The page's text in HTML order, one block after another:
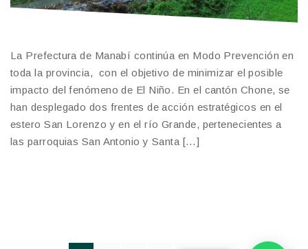
La Prefectura de Manabí continúa en Modo Prevención en
toda la provincia, con el objetivo de minimizar el posible
impacto del fenómeno de El Niño. En el cantón Chone, se
han desplegado dos frentes de acción estratégicos en el
estero San Lorenzo y en el río Grande, pertenecientes a
las parroquias San Antonio y Santa […]